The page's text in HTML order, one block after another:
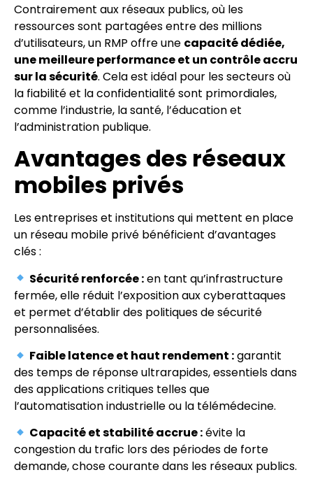
Contrairement aux réseaux publics, où les
ressources sont partagées entre des millions
d’utilisateurs, un RMP offre une capacité dédiée,
une meilleure performance et un contrôle accru
sur la sécurité. Cela est idéal pour les secteurs où
la fiabilité et la confidentialité sont primordiales,
comme l’industrie, la santé, l’éducation et
l’administration publique.
Avantages des réseaux
mobiles privés
Les entreprises et institutions qui mettent en place
un réseau mobile privé bénéficient d’avantages
clés :
Sécurité renforcée :en tant qu’infrastructure
fermée, elle réduit l’exposition aux cyberattaques
et permet d’établir des politiques de sécurité
personnalisées.
Faible latence et haut rendement :garantit
des temps de réponse ultrarapides, essentiels dans
des applications critiques telles que
l’automatisation industrielle ou la télémédecine.
Capacité et stabilité accrue :évite la
congestion du trafic lors des périodes de forte
demande, chose courante dans les réseaux publics.